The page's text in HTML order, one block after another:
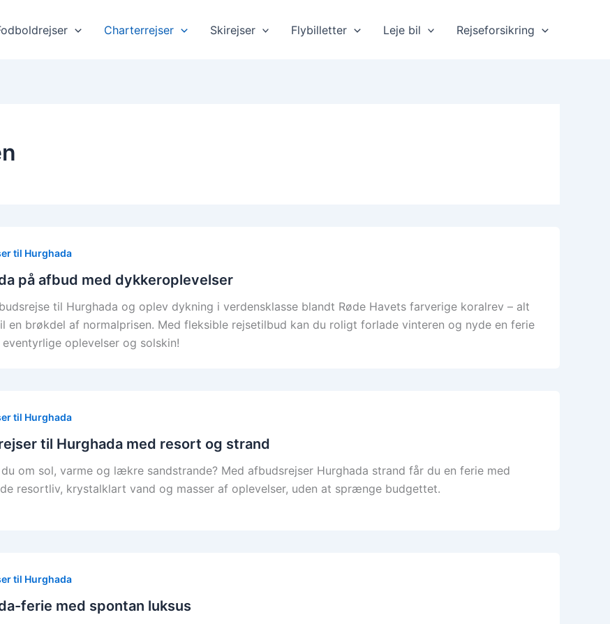
Charterrejser Skirejser Flybilletter Leje bil Rejseforsikring
til Hurghada
på afbud med dykkeroplevelser
til Hurghada og oplev dykning i verdensklasse blandt Røde Havets farverige koralrev – alt
en brøkdel af normalprisen. Med fleksible rejsetilbud kan du roligt forlade vinteren og nyde en ferie
oplevelser og solskin!
til Hurghada
til Hurghada med resort og strand
om sol, varme og lækre sandstrande? Med afbudsrejser Hurghada strand får du en ferie med
resortliv, krystalklart vand og masser af oplevelser, uden at sprænge budgettet.
til Hurghada
ferie med spontan luksus